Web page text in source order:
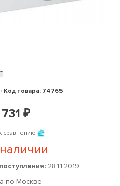
Код товара: 74765
₽
сравнению
28.11.2019
по Москве